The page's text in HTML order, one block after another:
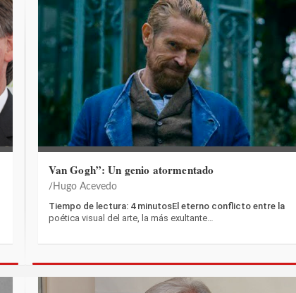
Van Gogh”: Un genio atormentado
Hugo Acevedo
Tiempo de lectura: 4 minutosEl eterno conflicto entre la
poética visual del arte, la más exultante…